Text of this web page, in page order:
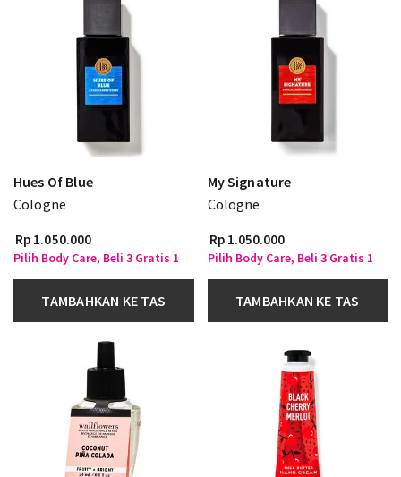
Hues Of Blue
Cologne
Rp 1.050.000
Pilih Body Care, Beli 3 Gratis 1
TAMBAHKAN KE TAS
My Signature
Cologne
Rp 1.050.000
Pilih Body Care, Beli 3 Gratis 1
TAMBAHKAN KE TAS